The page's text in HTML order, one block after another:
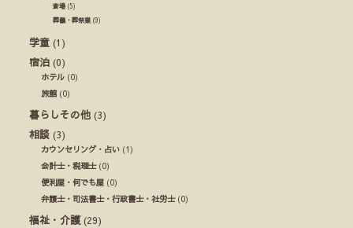
斎場(5)
葬儀・葬祭業 (9)
学童 (1)
宿泊 (0)
ホテル (0)
旅館 (0)
暮らしその他 (3)
相談 (3)
カウンセリング・占い (1)
会計士・税理士(0)
便利屋・何でも屋 (0)
弁護士・司法書士・行政書士・社労士(0)
福祉・介護(29)